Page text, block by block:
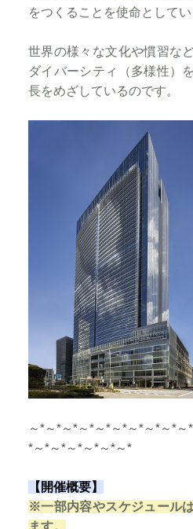
をつくることを使命としてい
世界の様々な文化や慣習な
ダイバーシティ（多様性）
長をめざしているのです。
～*～*～*～*～*～*～*～*～*～
*～*～*～*～*～*～*
【開催概要】
※一部内容やスケジュール
ます。